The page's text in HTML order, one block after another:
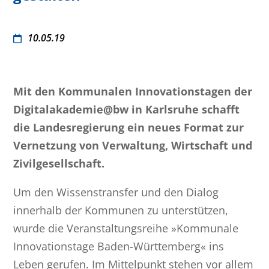
10.05.19
Mit den Kommunalen Innovationstagen der
Digitalakademie@bw in Karlsruhe schafft
die Landesregierung ein neues Format zur
Vernetzung von Verwaltung, Wirtschaft und
Zivilgesellschaft.
Um den Wissenstransfer und den Dialog
innerhalb der Kommunen zu unterstützen,
wurde die Veranstaltungsreihe »Kommunale
Innovationstage Baden-Württemberg« ins
Leben gerufen. Im Mittelpunkt stehen vor allem